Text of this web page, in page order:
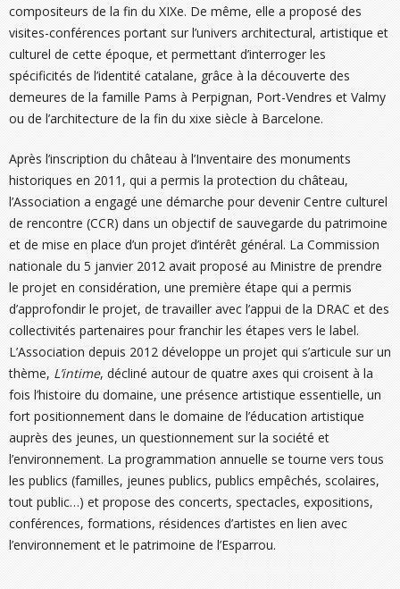
compositeurs de la fin du XIXe. De même, elle a proposé des
visites-conférences portant sur l’univers architectural, artistique et
culturel de cette époque, et permettant d’interroger les
spécificités de l’identité catalane, grâce à la découverte des
demeures de la famille Pams à Perpignan, Port-Vendres et Valmy
ou de l’architecture de la fin du xixe siècle à Barcelone.
Après l’inscription du château à l’Inventaire des monuments
historiques en 2011, qui a permis la protection du château,
l’Association a engagé une démarche pour devenir Centre culturel
de rencontre (CCR) dans un objectif de sauvegarde du patrimoine
et de mise en place d’un projet d’intérêt général. La Commission
nationale du 5 janvier 2012 avait proposé au Ministre de prendre
le projet en considération, une première étape qui a permis
d’approfondir le projet, de travailler avec l’appui de la DRAC et des
collectivités partenaires pour franchir les étapes vers le label.
L’Association depuis 2012 développe un projet qui s’articule sur un
thème, L’intime, décliné autour de quatre axes qui croisent à la
fois l’histoire du domaine, une présence artistique essentielle, un
fort positionnement dans le domaine de l’éducation artistique
auprès des jeunes, un questionnement sur la société et
l’environnement. La programmation annuelle se tourne vers tous
les publics (familles, jeunes publics, publics empêchés, scolaires,
tout public…) et propose des concerts, spectacles, expositions,
conférences, formations, résidences d’artistes en lien avec
l’environnement et le patrimoine de l’Esparrou.